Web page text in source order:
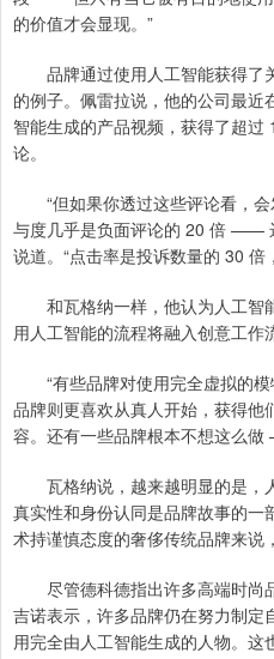
的价值才会显现。”
品牌通过使用人工智能获得了
的例子。佩雷拉说，他的公司最
智能生成的产品视频，获得了超
论。
“但如果你透过这些评论看，
与度几乎是负面评论的 20 倍 ——
说道。“点击率是投诉数量的 30 倍
和瓦格纳一样，他认为人工智
用人工智能的流程将融入创意工作
“有些品牌对使用完全虚拟的模
品牌则更喜欢从真人开始，获得他
容。还有一些品牌根本不想这么
瓦格纳说，越来越明显的是，
真实性和身份认同是品牌故事的
术持谨慎态度的奢侈传统品牌来说
尽管德科德指出许多高端时尚
吉诺表示，许多品牌仍在努力制定
用完全由人工智能生成的人物。